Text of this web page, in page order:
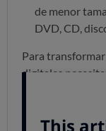
de menor
DVD, CD,
Para
digitales
(24,90 euros).